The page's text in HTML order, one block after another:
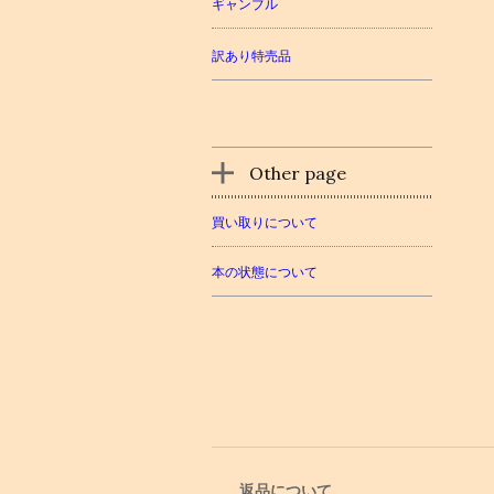
ギャンブル
訳あり特売品
Other page
買い取りについて
本の状態について